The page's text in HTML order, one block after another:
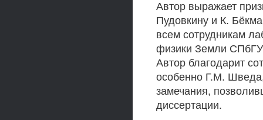
Автор выражает
Пудовкину и К.
всем сотрудникам
физики Земли СПбГУ
Автор благодарит
особенно Г.М.
замечания,
диссертации.